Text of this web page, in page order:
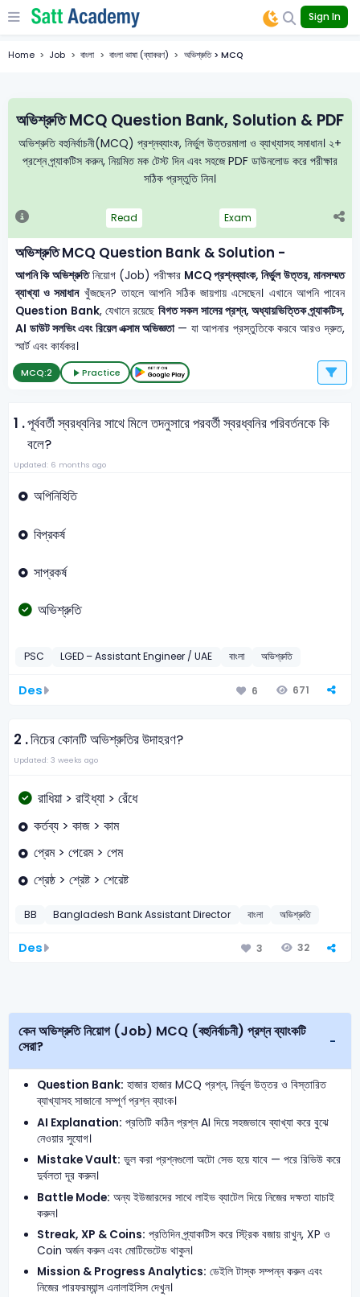
Sign In
Home Job বাংলা বাংলা ভাষা (ব্যাকরণ) অভিশ্রুতি > MCQ
অভিশ্রুতি MCQ Question Bank, Solution & PDF
অভিশ্রুতি বহুনির্বাচনী(MCQ) প্রশ্নব্যাংক, নির্ভুল উত্তরমালা ও ব্যাখ্যাসহ সমাধান। ২+
প্রশ্নে প্র্যাকটিস করুন, নিয়মিত মক টেস্ট দিন এবং সহজে PDF ডাউনলোড করে পরীক্ষার
সঠিক প্রস্তুতি নিন।
Read Exam
অভিশ্রুতি MCQ Question Bank & Solution -
আপনি কি অভিশ্রুতিনিয়োগ (Job) পরীক্ষার MCQ প্রশ্নব্যাংক, নির্ভুল উত্তর, মানসম্মত
ব্যাখ্যা ও সমাধানখুঁজছেন? তাহলে আপনি সঠিক জায়গায় এসেছেন। এখানে আপনি পাবেন
Question Bank, যেখানে রয়েছে বিগত সকল সালের প্রশ্ন, অধ্যায়ভিত্তিক প্র্যাকটিস,
AI ডাউট সলভিং এবং রিয়েল এক্সাম অভিজ্ঞতা— যা আপনার প্রস্তুতিকে করবে আরও দ্রুত,
স্মার্ট এবং কার্যকর।
MCQ:2 Practice
1 .পূর্ববর্তী স্বরধ্বনির সাথে মিলে তদনুসারে পরবর্তী স্বরধ্বনির পরিবর্তনকে কি
বলে?
Updated: 6 months ago
অপিনিহিতি
বিপ্রকর্ষ
সাপ্রকর্ষ
অভিশ্রুতি
PSC LGED – Assistant Engineer / UAE বাংলা অভিশ্রুতি
Des 6 671
2 .নিচের কোনটি অভিশ্রুতির উদাহরণ?
Updated: 3 weeks ago
রাধিয়া > রাইধ্যা > রেঁধে
কর্তব্য > কাজ > কাম
প্রেম > পেরেম > পেম
শ্রেষ্ঠ > শ্রেষ্ট > শেরেষ্ট
BB Bangladesh Bank Assistant Director বাংলা অভিশ্রুতি
Des 3 32
কেন অভিশ্রুতি নিয়োগ (Job) MCQ (বহুনির্বাচনী) প্রশ্ন ব্যাংকটি
সেরা?
Question Bank: হাজার হাজার MCQ প্রশ্ন, নির্ভুল উত্তর ও বিস্তারিত
ব্যাখ্যাসহ সাজানো সম্পূর্ণ প্রশ্ন ব্যাংক।
AI Explanation: প্রতিটি কঠিন প্রশ্ন AI দিয়ে সহজভাবে ব্যাখ্যা করে বুঝে
নেওয়ার সুযোগ।
Mistake Vault: ভুল করা প্রশ্নগুলো অটো সেভ হয়ে যাবে — পরে রিভিউ করে
দুর্বলতা দূর করুন।
Battle Mode: অন্য ইউজারদের সাথে লাইভ ব্যাটেল দিয়ে নিজের দক্ষতা যাচাই
করুন।
Streak, XP & Coins: প্রতিদিন প্র্যাকটিস করে স্ট্রিক বজায় রাখুন, XP ও
Coin অর্জন করুন এবং মোটিভেটেড থাকুন।
Mission & Progress Analytics: ডেইলি টাস্ক সম্পন্ন করুন এবং
নিজের পারফরম্যান্স এনালাইসিস দেখুন।